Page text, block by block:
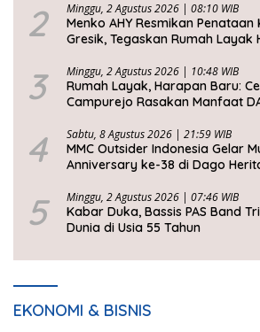
2 Minggu, 2 Agustus 2026 | 08:10 WIB
Menko AHY Resmikan
Gresik, Tegaskan Rumah Layak
3 Minggu, 2 Agustus 2026 | 10:48 WIB
Rumah Layak, Harapan Baru:
Campurejo Rasakan Manfaat
4 Sabtu, 8 Agustus 2026 | 21:59 WIB
MMC Outsider Indonesia Gelar
Anniversary ke-38 di Dago
5 Minggu, 2 Agustus 2026 | 07:46 WIB
Kabar Duka, Bassis PAS Band
Dunia di Usia 55 Tahun
EKONOMI & BISNIS